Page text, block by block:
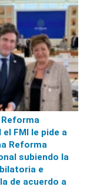
el FMI le pide a
Reforma
subiendo la
e
de acuerdo a